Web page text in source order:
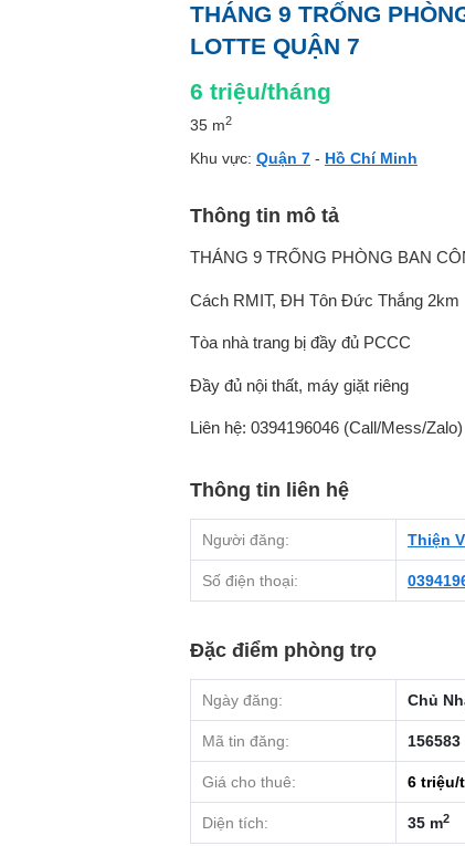
THÁNG 9 TRỐNG
LOTTE QUẬN 7
6 triệu/tháng
35 m2
Khu vực: Quận 7 - Hồ Chí Minh
Thông tin mô tả
THÁNG 9 TRỐNG PHÒNG BAN
Cách RMIT, ĐH Tôn Đức Thắng 2km
Tòa nhà trang bị đầy đủ PCCC
Đầy đủ nội thất, máy giặt riêng
Liên hệ: 0394196046 (Call/Mess/
Thông tin liên hệ
Người đăng: Thiện
Số điện thoại:
Đặc điểm phòng trọ
Ngày đăng: Chủ
Mã tin đăng: 156583
Giá cho thuê: 6 triệu/
Diện tích: 35 m2